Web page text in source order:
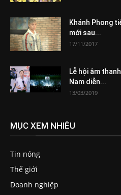
Khánh Phong
mới sau...
17/11/2017
Lễ hội âm
Nam diễn...
13/03/2019
MỤC XEM NHIỀU
Tin nóng
Thế giới
Doanh nghiệp